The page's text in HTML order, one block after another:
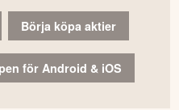
Börja köpa aktier
för Android & iOS